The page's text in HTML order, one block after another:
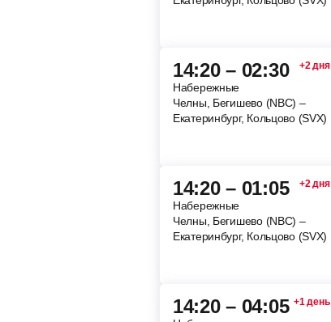
14:20 – 02:30 +2 дня
Набережные
Челны, Бегишево (NBC) –
Екатеринбург, Кольцово (SVX)
14:20 – 01:05 +2 дня
Набережные
Челны, Бегишево (NBC) –
Екатеринбург, Кольцово (SVX)
14:20 – 04:05 +1 день